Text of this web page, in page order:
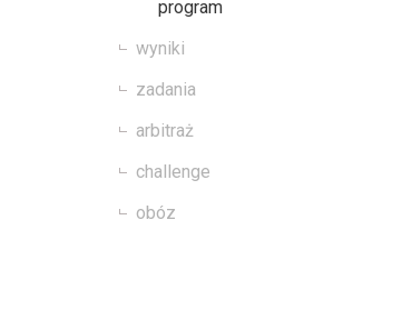
program
wyniki
zadania
arbitraż
challenge
obóz